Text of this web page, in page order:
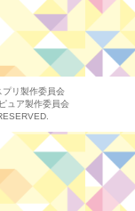
リ製作委員会
ュア製作委員会